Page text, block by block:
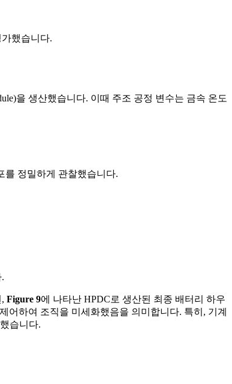
했습니다.
을 생산했습니다. 이때 주조 공정 변수는 금속 온도
를 정밀하게 관찰했습니다.
Figure 9에 나타난 HPDC로 생산된 최종 배터리 하우
어하여 조직을 미세화했음을 의미합니다. 특히, 기계
습니다.